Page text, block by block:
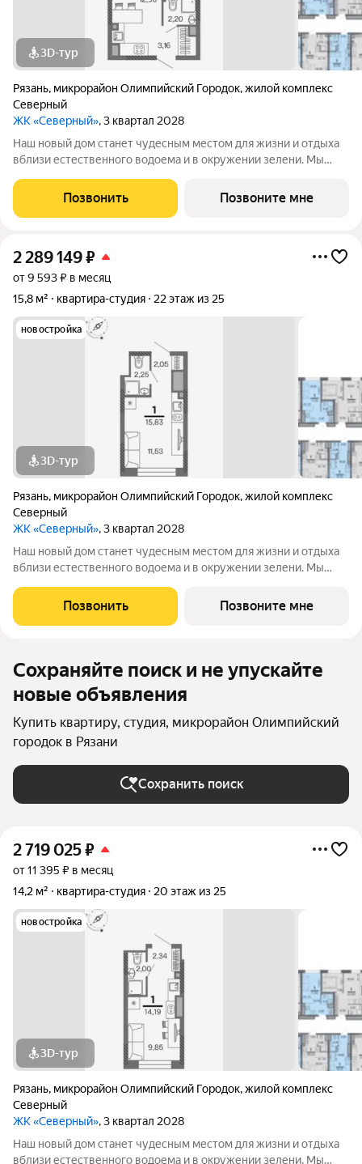
3D-тур
Рязань, микрорайон Олимпийский Городок,жилой комплекс
Северный
ЖК «Северный», 3 квартал 2028
Наш новый дом станет чудесным местом для жизни и отдыха
вблизи естественного водоема и в окружении зелени. Мы
небольших студий, в которых можно начать свою
студенческую самостоятельную жизнь до
Позвонить Позвоните мне
2 289 149₽
от 9 593 ₽ в месяц
15,8 м²
квартира-студия 22 этаж из 25
новостройка
3D-тур
Рязань, микрорайон Олимпийский Городок,жилой комплекс
Северный
ЖК «Северный», 3 квартал 2028
Наш новый дом станет чудесным местом для жизни и отдыха
вблизи естественного водоема и в окружении зелени. Мы
небольших студий, в которых можно начать свою
студенческую самостоятельную жизнь до
Позвонить Позвоните мне
Сохраняйте поиск и не упускайте
новые объявления
Купить квартиру, студия, микрорайон Олимпийский
городок в Рязани
Сохранить поиск
2 719 025₽
от 11 395 ₽ в месяц
14,2 м²
квартира-студия 20 этаж из 25
новостройка
3D-тур
Рязань, микрорайон Олимпийский Городок,жилой комплекс
Северный
ЖК «Северный», 3 квартал 2028
Наш новый дом станет чудесным местом для жизни и отдыха
вблизи естественного водоема и в окружении зелени. Мы